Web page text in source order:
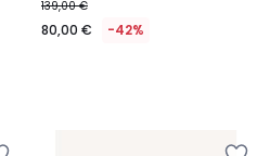
139,00 €
80,00 € -42%